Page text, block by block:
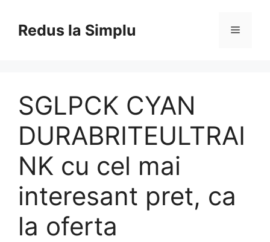
contentRedus la Simplu Menu
SGLPCK CYAN
DURABRITEULTRAI
NK cu cel mai
interesant pret, ca
la oferta